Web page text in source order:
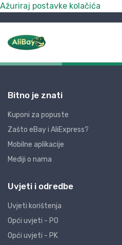
Ažuriraj postavke kolačića
Bitno je znati
Kuponi za popuste
Zašto eBay i AliExpress?
Mobilne aplikacije
Mediji o nama
Uvjeti i odredbe
Uvjeti korištenja
Opći uvjeti - PO
Opći uvjeti - PK